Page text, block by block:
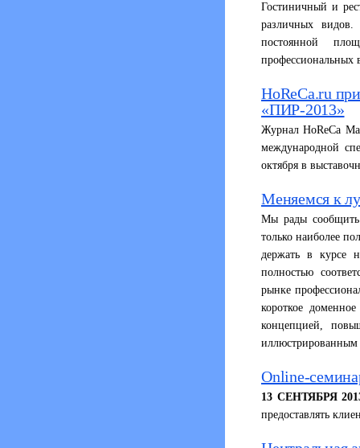
Гостиничный и
различных
постоянной
профессиональных
HoReCa.ru
«ПИР-2013»
Журнал HoReCa
международной
октября в
Меняемся к
Мы рады сообщить
только наиболее
держать в курсе
полностью
рынке
короткое
концепцией,
иллюстрированным
Online-
13 СЕНТЯБРЯ
предоставлять